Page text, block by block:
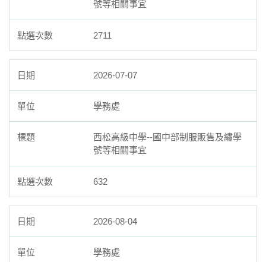
號等相關事宜
2711
2026-07-07
學務處
西松高級中學--國中部制服販售及繡學
號等相關事宜
632
2026-08-04
學務處